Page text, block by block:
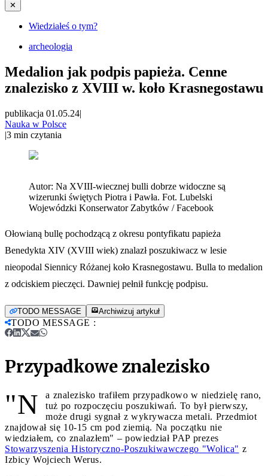
✕
Wiedziałeś o tym?
archeologia
Medalion jak podpis papieża. Cenne
znalezisko z XVIII w. koło Krasnegostawu
publikacja 01.05.24|
Nauka w Polsce
|3 min czytania
Autor: Na XVIII-wiecznej bulli dobrze widoczne są
wizerunki świętych Piotra i Pawła. Fot. Lubelski
Wojewódzki Konserwator Zabytków / Facebook
Ołowianą bullę pochodzącą z okresu pontyfikatu papieża
Benedykta XIV (XVIII wiek) znalazł poszukiwacz w lesie
nieopodal Siennicy Różanej koło Krasnegostawu. Bulla to medalion
z odciskiem pieczęci. Dawniej pełnił funkcję podpisu.
TODO MESSAGE Archiwizuj artykuł
TODO MESSAGE :
Przypadkowe znalezisko
"N
a znalezisko trafiłem przypadkowo w niedzielę rano,
tuż po rozpoczęciu poszukiwań. To był pierwszy,
może drugi sygnał z wykrywacza metali. Przedmiot
znajdował się 10-15 cm pod ziemią. Na początku nie
wiedziałem, co znalazłem" – powiedział PAP prezes
Stowarzyszenia Historyczno-Poszukiwawczego "Wolica" z
Izbicy Wojciech Werus.